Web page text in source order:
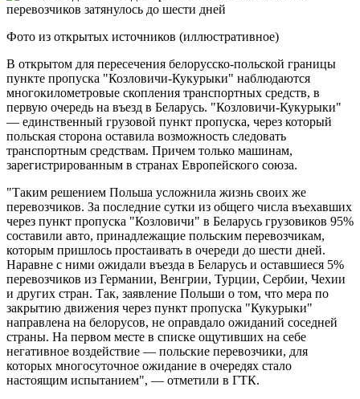
Фото из открытых источников (иллюстративное)
В открытом для пересечения белорусско-польской границы
пункте пропуска "Козловичи-Кукурыки" наблюдаются
многокилометровые скопления транспортных средств, в
первую очередь на въезд в Беларусь. "Козловичи-Кукурыки"
— единственный грузовой пункт пропуска, через который
польская сторона оставила возможность следовать
транспортным средствам. Причем только машинам,
зарегистрированным в странах Европейского союза.
"Таким решением Польша усложнила жизнь своих же
перевозчиков. За последние сутки из общего числа въехавших
через пункт пропуска "Козловичи" в Беларусь грузовиков 95%
составили авто, принадлежащие польским перевозчикам,
которым пришлось простаивать в очереди до шести дней.
Наравне с ними ожидали въезда в Беларусь и оставшиеся 5%
перевозчиков из Германии, Венгрии, Турции, Сербии, Чехии
и других стран. Так, заявление Польши о том, что мера по
закрытию движения через пункт пропуска "Кукурыки"
направлена на белорусов, не оправдало ожиданий соседней
страны. На первом месте в списке ощутивших на себе
негативное воздействие — польские перевозчики, для
которых многосуточное ожидание в очередях стало
настоящим испытанием", — отметили в ГТК.